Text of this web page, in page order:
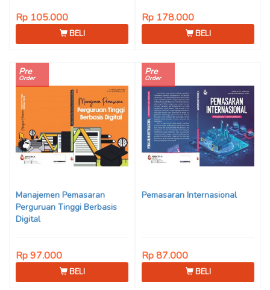
Rp 105.000
BELI
Rp 178.000
BELI
Pre
Order
Manajemen Pemasaran
Perguruan Tinggi Berbasis
Digital
Rp 97.000
BELI
Pre
Order
Pemasaran Internasional
Rp 87.000
BELI